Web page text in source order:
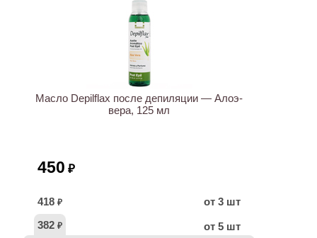
Масло Depilflax после депиляции — Алоэ-
вера, 125 мл
450 ₽
418 ₽
от 3 шт
382 ₽ от 5 шт